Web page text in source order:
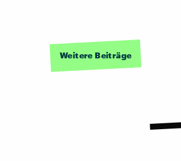
Weitere Beiträge